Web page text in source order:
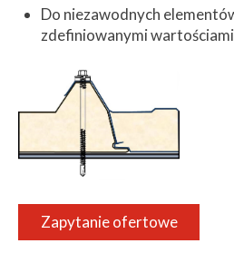
Do niezawodnych
zdefiniowanymi
Zapytanie ofertowe